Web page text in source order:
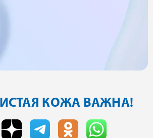
КОЖА ВАЖНА!